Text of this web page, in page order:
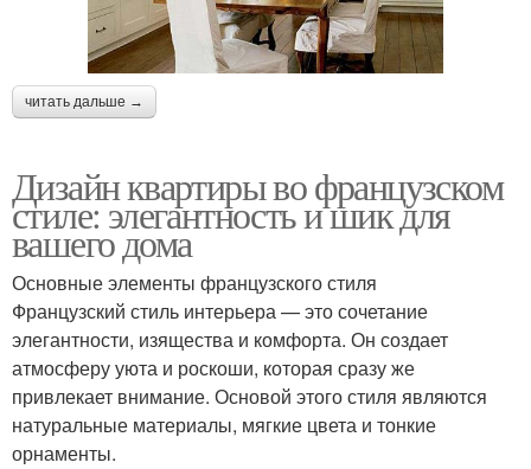
читать дальше →
Дизайн квартиры во французском
стиле: элегантность и шик для
вашего дома
Основные элементы французского стиля
Французский стиль интерьера — это сочетание
элегантности, изящества и комфорта. Он создает
атмосферу уюта и роскоши, которая сразу же
привлекает внимание. Основой этого стиля являются
натуральные материалы, мягкие цвета и тонкие
орнаменты.